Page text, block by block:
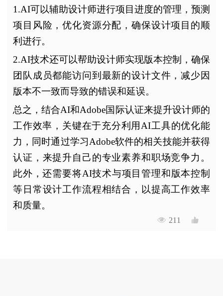
1.AI可以辅助设计师进行项目进度的管理，预测
项目风险，优化资源分配，确保设计项目的顺
利进行。
2.AI技术还可以帮助设计师实现版本控制，确保
团队成员都能访问到最新的设计文件，减少因
版本不一致而导致的错误和延误。
总之，结合AI和Adobe国际认证来提升设计师的
工作效率，关键在于充分利用AI工具的优化能
力，同时通过学习Adobe软件的相关技能并获得
认证，来提升自己的专业素养和职场竞争力。
此外，还需要将AI技术与项目管理和版本控制
等日常设计工作流程相结合，以提高工作效率
和质量。
211